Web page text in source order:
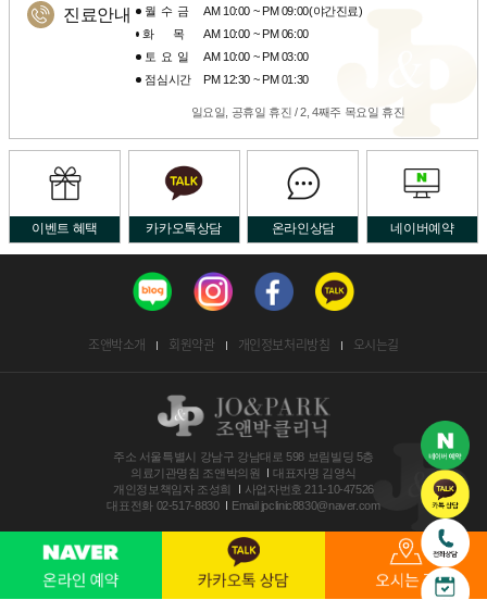
진료안내 월수금
AM 10:00 ~ PM 09:00(야간진료)
화목 AM 10:00 ~ PM 06:00
토요일
AM 10:00 ~ PM 03:00
점심시간
PM 12:30 ~ PM 01:30
일요일, 공휴일 휴진 / 2, 4째주 목요일 휴진
이벤트 혜택 카카오톡상담 온라인상담 네이버예약
조앤박소개 회원약관 개인정보처리방침 오시는길
주소 서울특별시 강남구 강남대로 598 보림빌딩 5층
의료기관명침 조앤박의원 대표자명 김영식
개인정보책임자조성희 사업자번호 211-10-47526
대표전화02-517-8830 Emailjpclinic8830@naver.com